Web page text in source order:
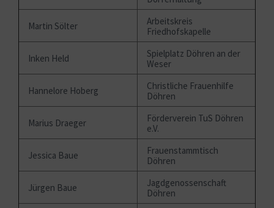
Martin Sölter
Arbeitskreis
Friedhofskapelle
Inken Held
Spielplatz Döhren an der
Weser
Hannelore Hoberg
Christliche Frauenhilfe
Döhren
Marius Draeger
Förderverein TuS Döhren
e.V.
Jessica Baue
Frauenstammtisch
Döhren
Jürgen Baue
Jagdgenossenschaft
Döhren